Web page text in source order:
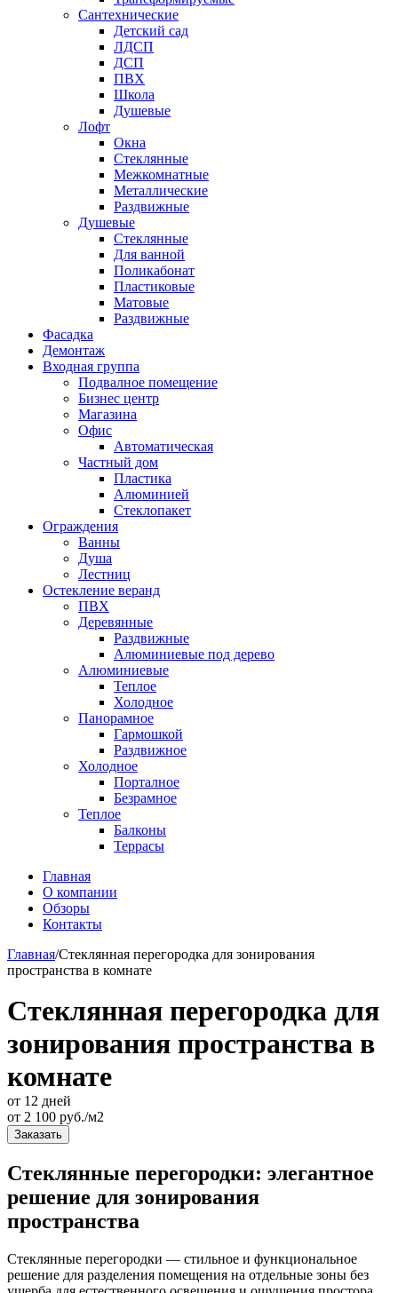
Сантехнические
Детский сад
ЛДСП
ДСП
ПВХ
Школа
Душевые
Лофт
Окна
Стеклянные
Межкомнатные
Металлические
Раздвижные
Душевые
Стеклянные
Для ванной
Поликабонат
Пластиковые
Матовые
Раздвижные
Фасадка
Демонтаж
Входная группа
Подвалное помещение
Бизнес центр
Магазина
Офис
Автоматическая
Частный дом
Пластика
Алюминией
Стеклопакет
Ограждения
Ванны
Душа
Лестниц
Остекление веранд
ПВХ
Деревянные
Раздвижные
Алюминиевые под дерево
Алюминиевые
Теплое
Холодное
Панорамное
Гармошкой
Раздвижное
Холодное
Порталное
Безрамное
Теплое
Балконы
Террасы
Главная
О компании
Обзоры
Контакты
Главная/Стеклянная перегородка для зонирования
пространства в комнате
Стеклянная перегородка для
зонирования пространства в
комнате
от 12 дней
от 2 100 руб./м2
Заказать
Стеклянные перегородки: элегантное
решение для зонирования
пространства
Стеклянные перегородки — стильное и функциональное
решение для разделения помещения на отдельные зоны без